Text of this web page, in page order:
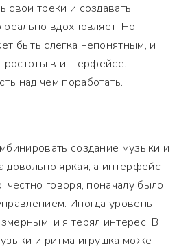
свои треки и создавать
вдохновляет. Но
быть слегка непонятным, и
в интерфейсе.
над чем поработать.
создание музыки и
довольно яркая, а интерфейс
честно говоря, поначалу было
Иногда уровень
и я терял интерес. В
и ритма игрушка может